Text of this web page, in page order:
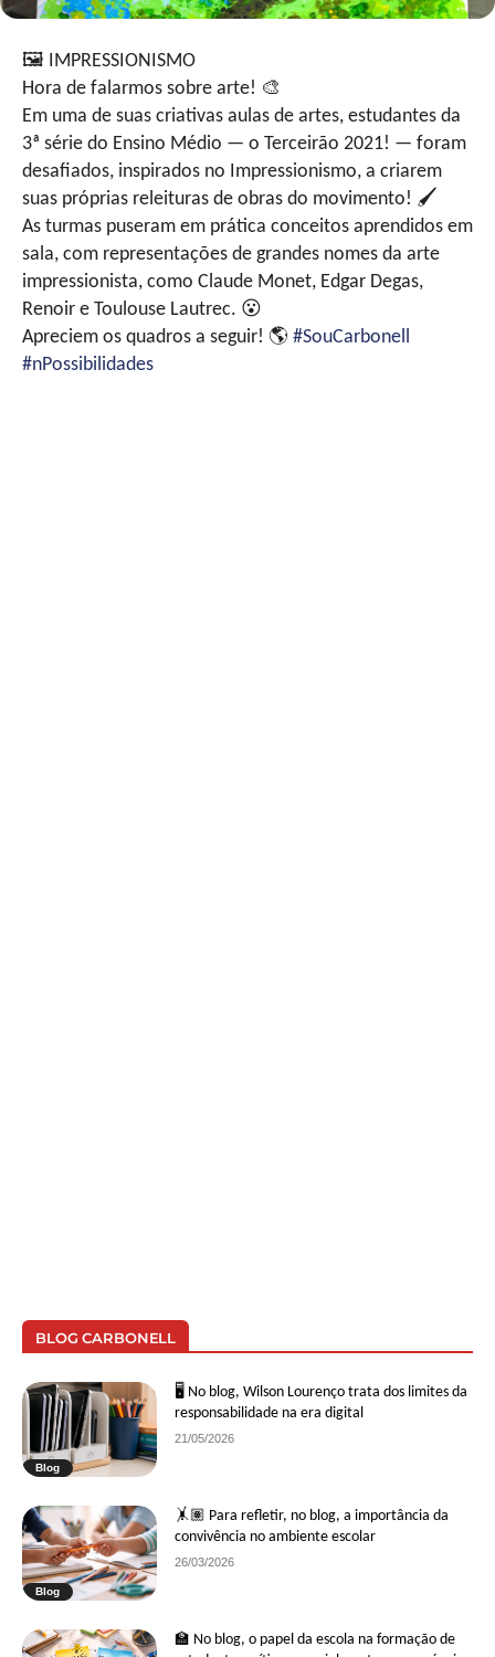
🖼 IMPRESSIONISMO
Hora de falarmos sobre arte! 🎨
Em uma de suas criativas aulas de artes, estudantes da
3ª série do Ensino Médio — o Terceirão 2021! — foram
desafiados, inspirados no Impressionismo, a criarem
suas próprias releituras de obras do movimento! 🖌
As turmas puseram em prática conceitos aprendidos em
sala, com representações de grandes nomes da arte
impressionista, como Claude Monet, Edgar Degas,
Renoir e Toulouse Lautrec. 😮
Apreciem os quadros a seguir! 🌎 #SouCarbonell
#nPossibilidades
BLOG CARBONELL
Blog
🖥 No blog, Wilson Lourenço trata dos limites da
responsabilidade na era digital
21/05/2026
Blog
🤸🏽 Para refletir, no blog, a importância da
convivência no ambiente escolar
26/03/2026
🏫 No blog, o papel da escola na formação de